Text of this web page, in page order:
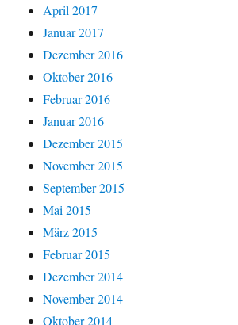
April 2017
Januar 2017
Dezember 2016
Oktober 2016
Februar 2016
Januar 2016
Dezember 2015
November 2015
September 2015
Mai 2015
März 2015
Februar 2015
Dezember 2014
November 2014
Oktober 2014